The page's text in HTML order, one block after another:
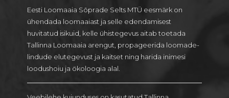
Eesti Loomaaia Sõprade Selts MTÜ eesmärk on
ühendada loomaaiast ja selle edendamisest
huvitatud isikuid, kelle ühistegevus aitab toetada
Tallinna Loomaaia arengut, propageerida loomade-
lindude elutegevust ja kaitset ning harida inimesi
loodushoiu ja ökoloogia alal.